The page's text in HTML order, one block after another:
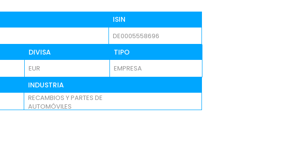
ISIN
DE0005558696
DIVISA TIPO
EUR EMPRESA
INDUSTRIA
RECAMBIOS Y PARTES DE
AUTOMÓVILES